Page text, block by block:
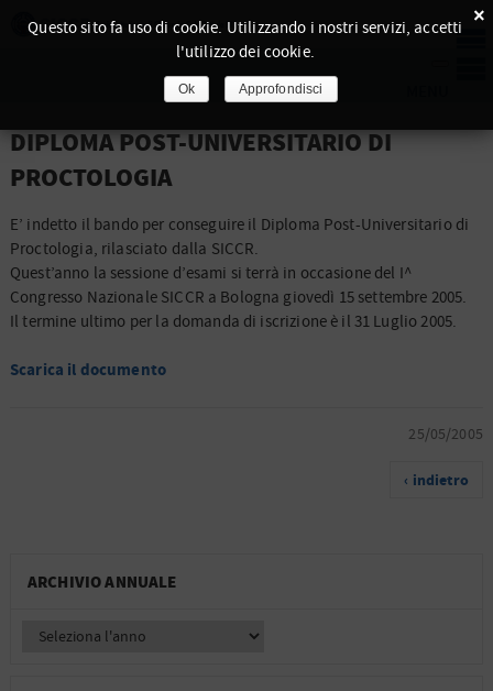
DIPLOMA POST-UNIVERSITARIO DI
PROCTOLOGIA
E’ indetto il bando per conseguire il Diploma Post-Universitario di
Proctologia, rilasciato dalla SICCR.
Quest’anno la sessione d’esami si terrà in occasione del I^
Congresso Nazionale SICCR a Bologna giovedì 15 settembre 2005.
Il termine ultimo per la domanda di iscrizione è il 31 Luglio 2005.
Scarica il documento
25/05/2005
‹ indietro
ARCHIVIO ANNUALE
×
Questo sito fa uso di cookie. Utilizzando i nostri servizi, accetti
l'utilizzo dei cookie.
Ok Approfondisci